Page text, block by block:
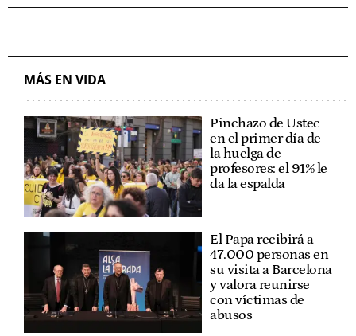
MÁS EN VIDA
Pinchazo de Ustec
en el primer día de
la huelga de
profesores: el 91% le
da la espalda
El Papa recibirá a
47.000 personas en
su visita a Barcelona
y valora reunirse
con víctimas de
abusos